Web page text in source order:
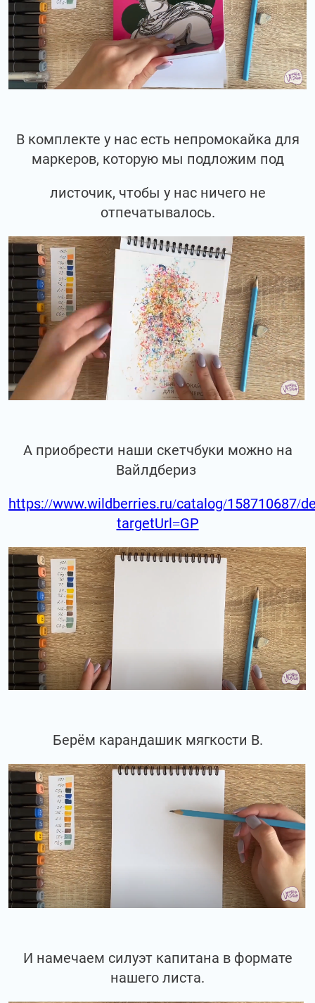
В комплекте у нас есть непромокайка для
маркеров, которую мы подложим под
листочик, чтобы у нас ничего не
отпечатывалось.
А приобрести наши скетчбуки можно на
Вайлдбериз
https://www.wildberries.ru/catalog/158710687/
targetUrl=GP
Берём карандашик мягкости В.
И намечаем силуэт капитана в формате
нашего листа.